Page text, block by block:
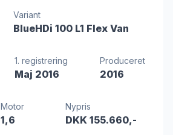
Variant
BlueHDi 100 L1 Flex Van
1. registrering
Maj 2016
Produceret
2016
Motor
1,6
Nypris
DKK 155.660,-